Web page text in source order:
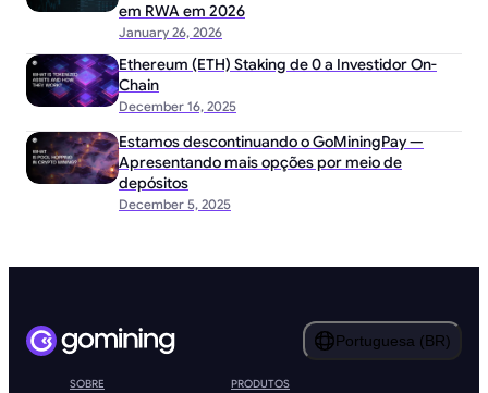
January 26, 2026
em RWA em 2026
December 16, 2025
Ethereum (ETH) Staking de 0 a Investidor On-
Chain
December 5, 2025
Estamos descontinuando o GoMiningPay —
Apresentando mais opções por meio de
depósitos
Portuguesa (BR)
SOBRE PRODUTOS